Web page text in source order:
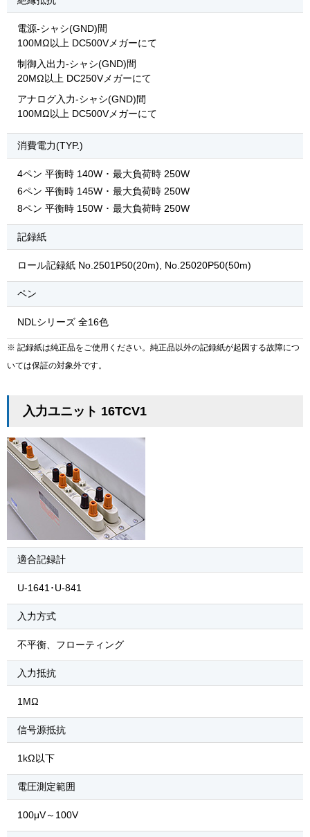
電源-シャシ(GND)間
100MΩ以上 DC500Vメガーにて
制御入出力-シャシ(GND)間
20MΩ以上 DC250Vメガーにて
アナログ入力-シャシ(GND)間
100MΩ以上 DC500Vメガーにて
消費電力(TYP.)
4ペン 平衡時 140W ･ 最大負荷時 250W
6ペン 平衡時 145W ･ 最大負荷時 250W
8ペン 平衡時 150W ･ 最大負荷時 250W
記録紙
ロール記録紙 No.2501P50(20m), No.25020P50(50m)
ペン
NDLシリーズ 全16色
※ 記録紙は純正品をご使用ください。純正品以外の記録紙が起因する故障につ
いては保証の対象外です。
入力ユニット 16TCV1
適合記録計
U-1641･U-841
入力方式
不平衡、フローティング
入力抵抗
1MΩ
信号源抵抗
1kΩ以下
電圧測定範囲
100μV～100V